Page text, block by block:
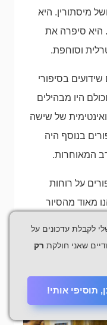
מיסתורין. היא
היא סיפרה את
וסוחפת.
בסיפורי
היו מבהילים
ואינטימית של שישה
בנוסף היה
המאוחרות.
על רוחות
מאוד מהסיור
ואיטלקית.
לקבלת עדכונים על
שאני חולקת רק
תוסיפי אותי!